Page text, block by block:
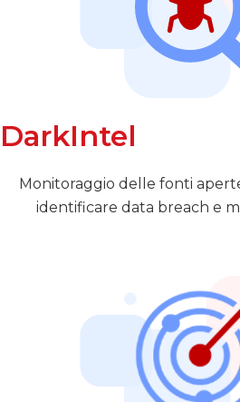
DarkIntel
Monitoraggio delle fonti
identificare data breach e